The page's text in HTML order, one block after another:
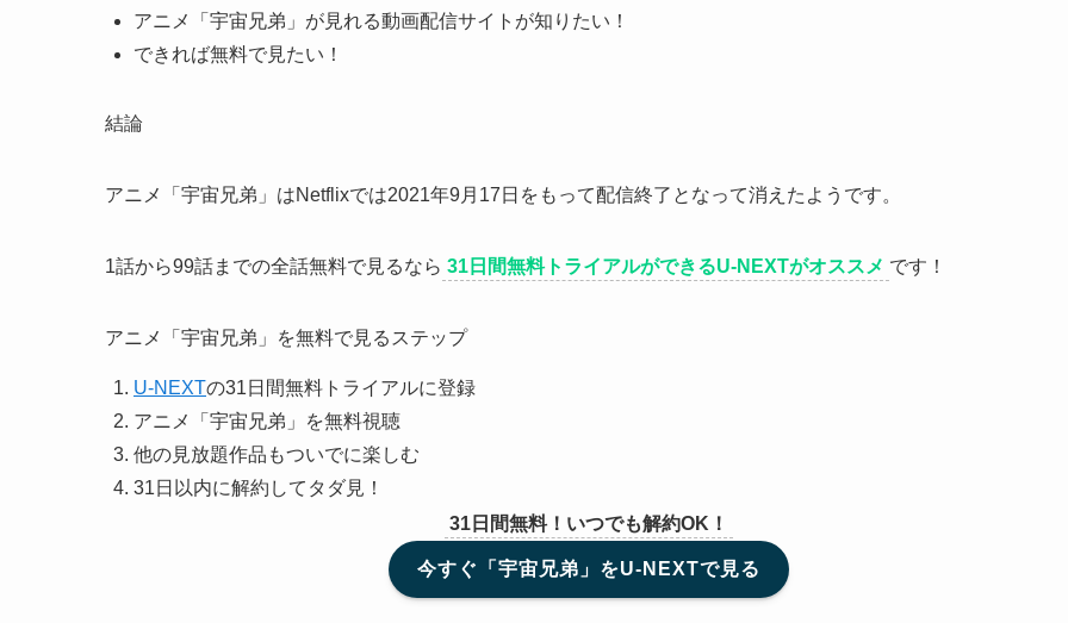
アニメ「宇宙兄弟」が見れる動画配信サイトが知りたい！
できれば無料で見たい！
結論
アニメ「宇宙兄弟」はNetflixでは2021年9月17日をもって配信終了となって消えたようです。
1話から99話までの全話無料で見るなら 31日間無料トライアルができるU-NEXTがオススメ です！
アニメ「宇宙兄弟」を無料で見るステップ
U-NEXTの31日間無料トライアルに登録
アニメ「宇宙兄弟」を無料視聴
他の見放題作品もついでに楽しむ
31日以内に解約してタダ見！
31日間無料！いつでも解約OK！
今すぐ「宇宙兄弟」をU-NEXTで見る